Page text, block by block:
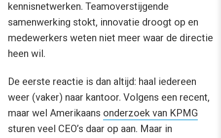
kennisnetwerken. Teamoverstijgende
samenwerking stokt, innovatie droogt op en
medewerkers weten niet meer waar de directie
heen wil.
De eerste reactie is dan altijd: haal iedereen
weer (vaker) naar kantoor. Volgens een recent,
maar wel Amerikaans onderzoek van KPMG
sturen veel CEO’s daar op aan. Maar in